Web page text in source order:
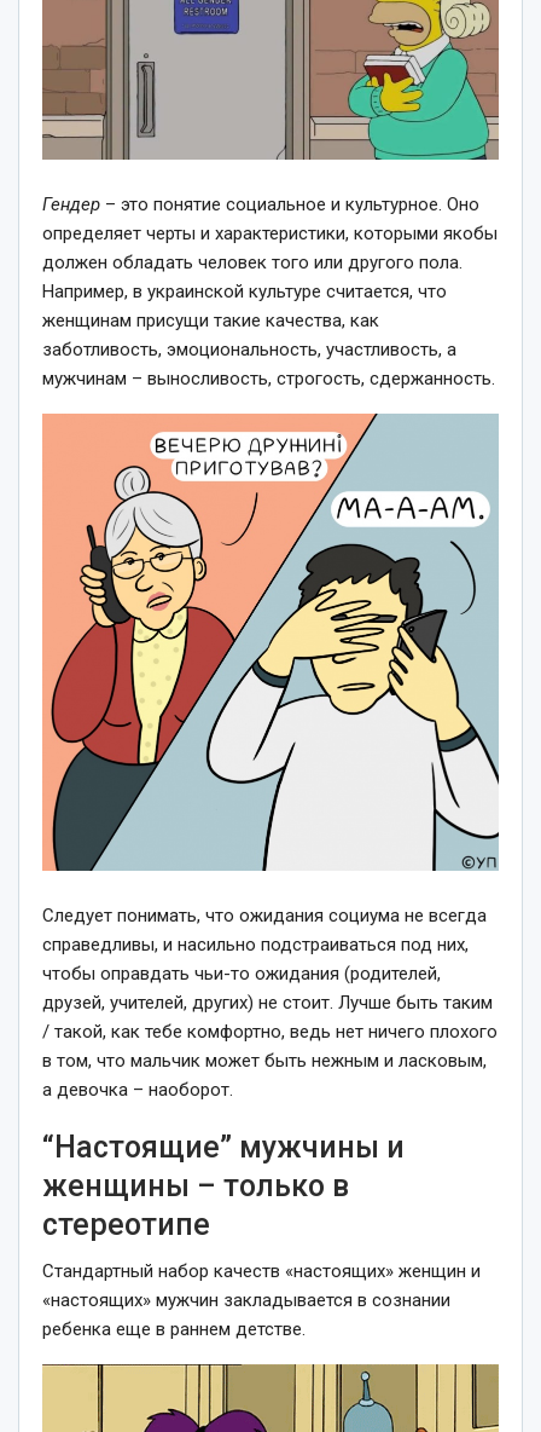
Гендер – это понятие социальное и культурное. Оно
определяет черты и характеристики, которыми якобы
должен обладать человек того или другого пола.
Например, в украинской культуре считается, что
женщинам присущи такие качества, как
заботливость, эмоциональность, участливость, а
мужчинам – выносливость, строгость, сдержанность.
Следует понимать, что ожидания социума не всегда
справедливы, и насильно подстраиваться под них,
чтобы оправдать чьи-то ожидания (родителей,
друзей, учителей, других) не стоит. Лучше быть таким
/ такой, как тебе комфортно, ведь нет ничего плохого
в том, что мальчик может быть нежным и ласковым,
а девочка – наоборот.
“Настоящие” мужчины и
женщины – только в
стереотипе
Стандартный набор качеств «настоящих» женщин и
«настоящих» мужчин закладывается в сознании
ребенка еще в раннем детстве.